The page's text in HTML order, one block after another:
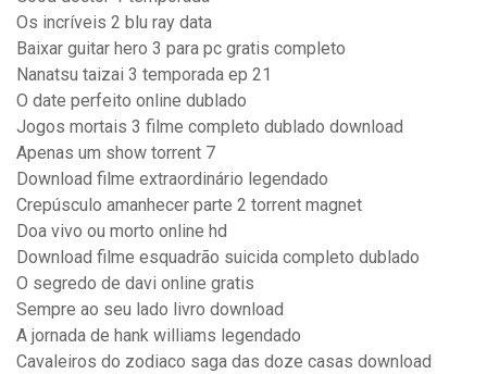
Os incríveis 2 blu ray data
Baixar guitar hero 3 para pc gratis completo
Nanatsu taizai 3 temporada ep 21
O date perfeito online dublado
Jogos mortais 3 filme completo dublado download
Apenas um show torrent 7
Download filme extraordinário legendado
Crepúsculo amanhecer parte 2 torrent magnet
Doa vivo ou morto online hd
Download filme esquadrão suicida completo dublado
O segredo de davi online gratis
Sempre ao seu lado livro download
A jornada de hank williams legendado
Cavaleiros do zodiaco saga das doze casas download